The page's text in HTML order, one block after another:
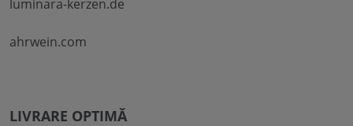
luminara-kerzen.de
ahrwein.com
LIVRARE OPTIMĂ